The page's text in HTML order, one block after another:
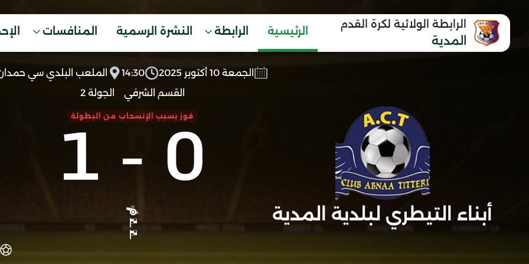
الرابطة الولائية لكرة القدم
المدية
الرئيسية الرابطة النشرة الرسمية المنافسات
الجمعة 10 أكتوبر 2025 14:30
الملعب البلدي سي
القسم الشرفي
الجولة 2
أبناء التيطري لبلدية المدية
0
-
1
فوز بسبب الإنسحاب من البطولة